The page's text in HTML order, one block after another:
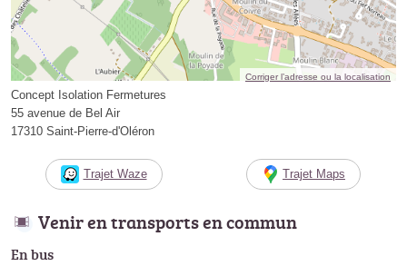
Corriger l’adresse ou la localisation
Concept Isolation Fermetures
55 avenue de Bel Air
17310 Saint-Pierre-d'Oléron
Trajet Waze Trajet Maps
Venir en transports en commun
En bus